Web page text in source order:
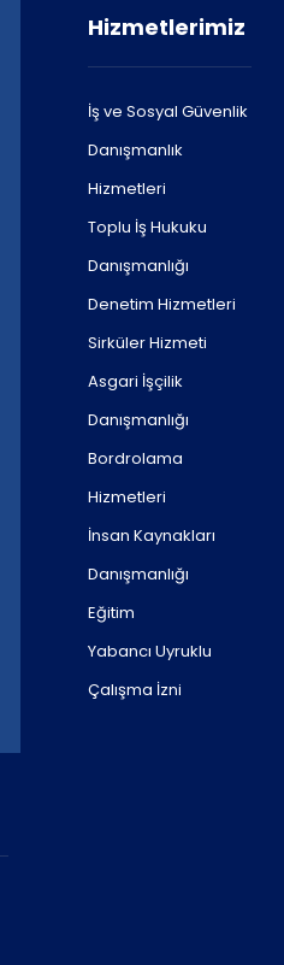
Hizmetlerimiz
İş ve Sosyal Güvenlik
Danışmanlık
Hizmetleri
Toplu İş Hukuku
Danışmanlığı
Denetim Hizmetleri
Sirküler Hizmeti
Asgari İşçilik
Danışmanlığı
Bordrolama
Hizmetleri
İnsan Kaynakları
Danışmanlığı
Eğitim
Yabancı Uyruklu
Çalışma İzni